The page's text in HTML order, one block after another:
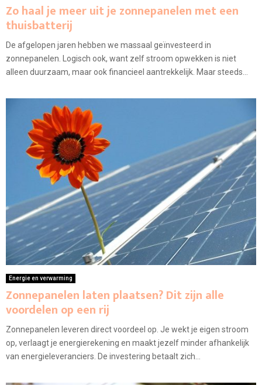
Zo haal je meer uit je zonnepanelen met een
thuisbatterij
De afgelopen jaren hebben we massaal geïnvesteerd in
zonnepanelen. Logisch ook, want zelf stroom opwekken is niet
alleen duurzaam, maar ook financieel aantrekkelijk. Maar steeds...
Energie en verwarming
Zonnepanelen laten plaatsen? Dit zijn alle
voordelen op een rij
Zonnepanelen leveren direct voordeel op. Je wekt je eigen stroom
op, verlaagt je energierekening en maakt jezelf minder afhankelijk
van energieleveranciers. De investering betaalt zich...